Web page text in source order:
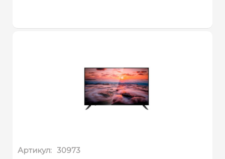
Артикул: 30973